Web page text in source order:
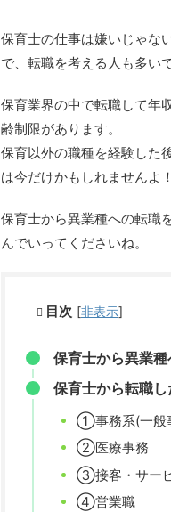
保育士の仕事は嫌いじゃな
で、転職を考える人も多いで
保育業界の中で転職して年
齢制限があります。
保育以外の職種を経験した
は今だけかもしれませんよ！
保育士から異業種への転職
んでいってくださいね。
目次 [非表示]
保育士から異業
保育士から転職
①事務系(一般
②医療事務
③接客・サー
④営業職